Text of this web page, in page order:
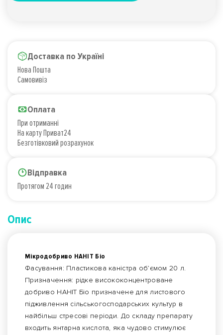
Доставка по Україні
Нова Пошта
Самовивіз
Оплата
При отриманні
На карту Приват24
Безготівковий розрахунок
Відправка
Протягом 24 годин
Опис
Мікродобриво НАНІТ Біо
Фасування: Пластикова каністра об’ємом 20 л.
Призначення: рідке висококонцентроване
добриво НАНІТ Біо призначене для листового
підживлення сільськогосподарських культур в
найбільш стресові періоди. До складу препарату
входить янтарна кислота, яка чудово стимулює